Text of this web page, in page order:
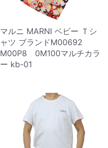
マルニ MARNI ベビー Ｔシ
ャツ ブランドM00692
M00P8 0M100マルチカラ
ー kb-01